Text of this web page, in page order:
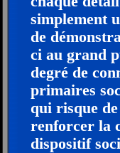
simplement
de
ci au grand
degré de
primaires
qui risque
renforcer la
dispositif